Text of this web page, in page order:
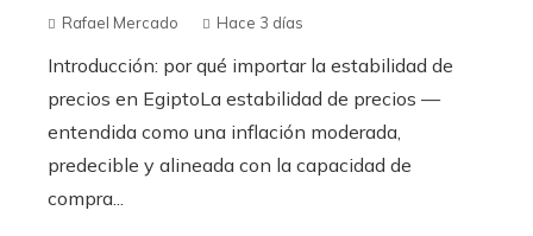
Rafael Mercado Hace 3 días
Introducción: por qué importar la estabilidad de
precios en EgiptoLa estabilidad de precios —
entendida como una inflación moderada,
predecible y alineada con la capacidad de
compra...